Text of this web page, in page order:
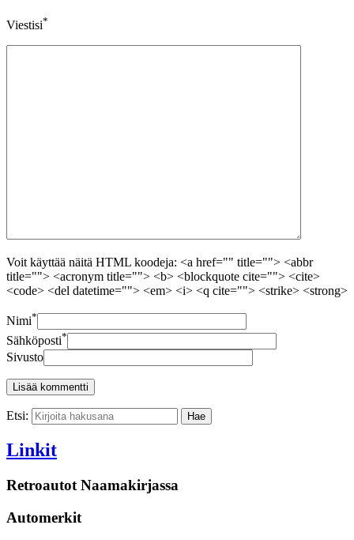
Viestisi*
Voit käyttää näitä HTML koodeja: <a href="" title=""> <abbr
title=""> <acronym title=""> <b> <blockquote cite=""> <cite>
<code> <del datetime=""> <em> <i> <q cite=""> <strike> <strong>
Nimi*
Sähköposti*
Sivusto
Etsi:
Linkit
Retroautot Naamakirjassa
Automerkit